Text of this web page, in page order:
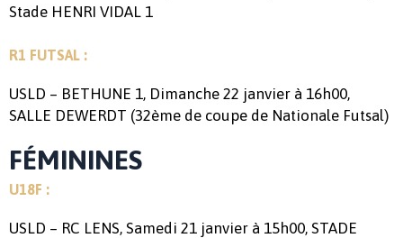
Stade HENRI VIDAL 1
R1 FUTSAL :
USLD – BETHUNE 1, Dimanche 22 janvier à 16h00,
SALLE DEWERDT (32ème de coupe de Nationale Futsal)
FÉMININES
U18F :
USLD – RC LENS, Samedi 21 janvier à 15h00, STADE